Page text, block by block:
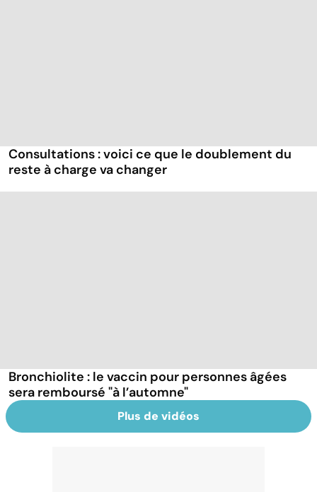
Consultations : voici ce que le doublement du
reste à charge va changer
Bronchiolite : le vaccin pour personnes âgées
sera remboursé "à l’automne"
Plus de vidéos